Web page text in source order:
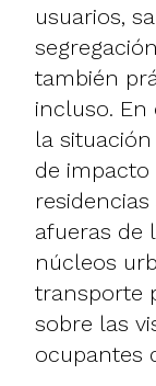
usuarios,
también
incluso. En
la
de impacto
afueras de
núcleos
transporte
sobre las
ocupantes